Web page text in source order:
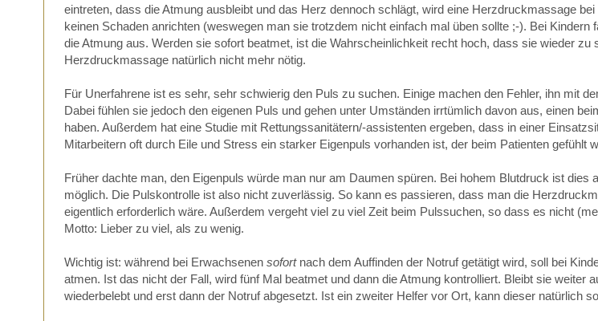
eintreten, dass die Atmung ausbleibt und das Herz dennoch schlägt, wird eine Herzdruckmassage
keinen Schaden anrichten (weswegen man sie trotzdem nicht einfach mal üben sollte ;-). Bei Kindern
die Atmung aus. Werden sie sofort beatmet, ist die Wahrscheinlichkeit recht hoch, dass sie wieder zu
Herzdruckmassage natürlich nicht mehr nötig.
Für Unerfahrene ist es sehr, sehr schwierig den Puls zu suchen. Einige machen den Fehler, ihn mit
Dabei fühlen sie jedoch den eigenen Puls und gehen unter Umständen irrtümlich davon aus, einen
haben. Außerdem hat eine Studie mit Rettungssanitätern/-assistenten ergeben, dass in einer
Mitarbeitern oft durch Eile und Stress ein starker Eigenpuls vorhanden ist, der beim Patienten gefühlt
Früher dachte man, den Eigenpuls würde man nur am Daumen spüren. Bei hohem Blutdruck ist dies
möglich. Die Pulskontrolle ist also nicht zuverlässig. So kann es passieren, dass man die
eigentlich erforderlich wäre. Außerdem vergeht viel zu viel Zeit beim Pulssuchen, so dass es nicht
Motto: Lieber zu viel, als zu wenig.
Wichtig ist: während bei Erwachsenen sofortnach dem Auffinden der Notruf getätigt wird, soll bei
atmen. Ist das nicht der Fall, wird fünf Mal beatmet und dann die Atmung kontrolliert. Bleibt sie weiter
wiederbelebt und erst dann der Notruf abgesetzt. Ist ein zweiter Helfer vor Ort, kann dieser natürlich